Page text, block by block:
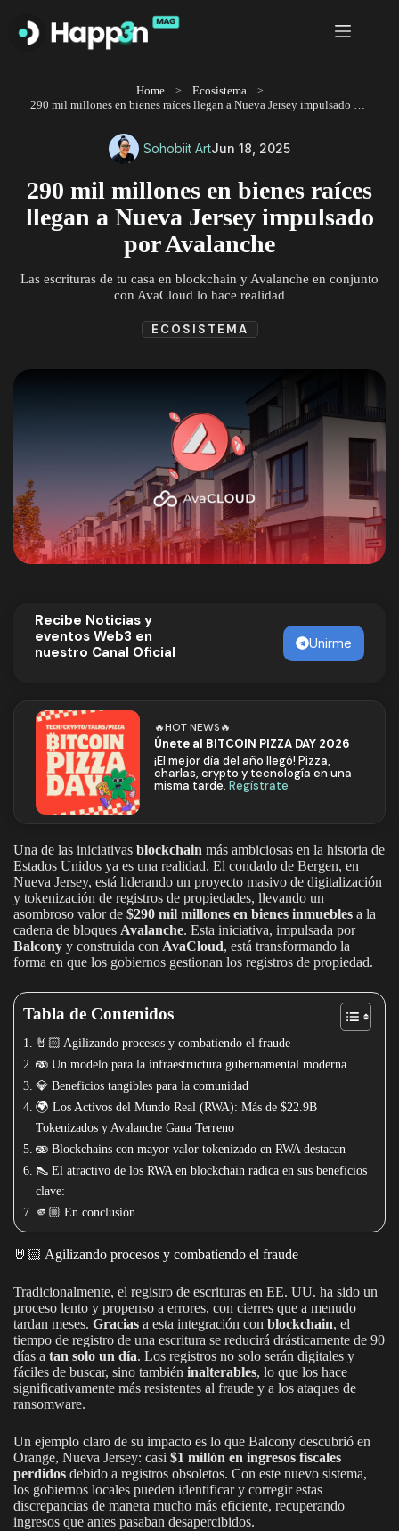
contenido
Home
Ecosistema
290 mil millones en bienes raíces llegan a Nueva Jersey impulsado por Avalanche
Sohobiit ArtJun 18, 2025
290 mil millones en bienes raíces
llegan a Nueva Jersey impulsado
por Avalanche
Las escrituras de tu casa en blockchain y Avalanche en conjunto
con AvaCloud lo hace realidad
ECOSISTEMA
Recibe Noticias y
eventos Web3 en
nuestro Canal Oficial
Unirme
🔥HOT NEWS🔥
Únete al BITCOIN PIZZA DAY 2026
¡El mejor día del año llegó! Pizza,
charlas, crypto y tecnología en una
misma tarde.Regístrate
Una de las iniciativas blockchain más ambiciosas en la historia de
Estados Unidos ya es una realidad. El condado de Bergen, en
Nueva Jersey, está liderando un proyecto masivo de digitalización
y tokenización de registros de propiedades, llevando un
asombroso valor de $290 mil millones en bienes inmuebles a la
cadena de bloques Avalanche. Esta iniciativa, impulsada por
Balcony y construida con AvaCloud, está transformando la
forma en que los gobiernos gestionan los registros de propiedad.
Tabla de Contenidos
🤘🏻 Agilizando procesos y combatiendo el fraude
🫨 Un modelo para la infraestructura gubernamental moderna
💎 Beneficios tangibles para la comunidad
🌍 Los Activos del Mundo Real (RWA): Más de $22.9B
Tokenizados y Avalanche Gana Terreno
🫨 Blockchains con mayor valor tokenizado en RWA destacan
👠 El atractivo de los RWA en blockchain radica en sus beneficios
clave:
🫵🏼 En conclusión
🤘🏻 Agilizando procesos y combatiendo el fraude
Tradicionalmente, el registro de escrituras en EE. UU. ha sido un
proceso lento y propenso a errores, con cierres que a menudo
tardan meses. Gracias a esta integración con blockchain, el
tiempo de registro de una escritura se reducirá drásticamente de 90
días a tan solo un día. Los registros no solo serán digitales y
fáciles de buscar, sino también inalterables, lo que los hace
significativamente más resistentes al fraude y a los ataques de
ransomware.
Un ejemplo claro de su impacto es lo que Balcony descubrió en
Orange, Nueva Jersey: casi $1 millón en ingresos fiscales
perdidos debido a registros obsoletos. Con este nuevo sistema,
los gobiernos locales pueden identificar y corregir estas
discrepancias de manera mucho más eficiente, recuperando
ingresos que antes pasaban desapercibidos.